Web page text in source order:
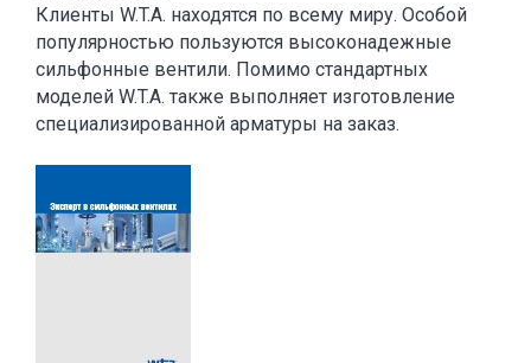
Клиенты W.T.A. находятся по всему миру. Особой
популярностью пользуются высоконадежные
сильфонные вентили. Помимо стандартных
моделей W.T.A. также выполняет изготовление
специализированной арматуры на заказ.